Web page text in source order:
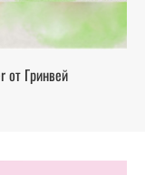
от Гринвей